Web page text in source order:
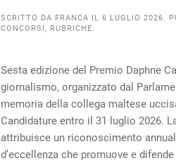
SCRITTO DA FRANCA IL 6 LUGLIO 2026.
CONCORSI , RUBRICHE.
Sesta edizione del Premio Daphne
giornalismo, organizzato dal
memoria della collega maltese
Candidature entro il 31 luglio 2026.
attribuisce un riconoscimento
d’eccellenza che promuove e